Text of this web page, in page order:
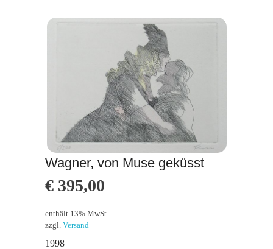
Wagner, von Muse geküsst
€ 395,00
enthält 13% MwSt.
zzgl. Versand
1998